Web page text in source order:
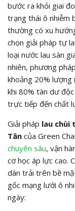
bước ra khỏi giai
trạng thái ô nhiễm
thường có xu
chọn giải pháp tự
loại nước lau sàn
nhiên, phương
khoảng 20% lượng
khi 80% tàn dư độc
trực tiếp đến chất
Giải pháp lau chùi
Tân của Green
chuyên sâu, vận
cơ học áp lực cao.
dàn trải trên bề
gốc mạng lưới ô
ngày: